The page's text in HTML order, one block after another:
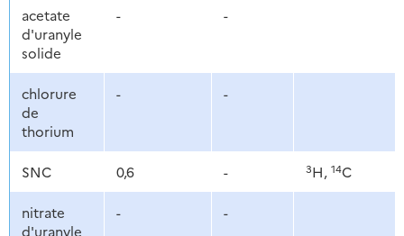
acetate
d'uranyle
solide
- -
chlorure
de
thorium
- -
SNC 0,6 - 3H, 14C
nitrate
d'uranyle
- -